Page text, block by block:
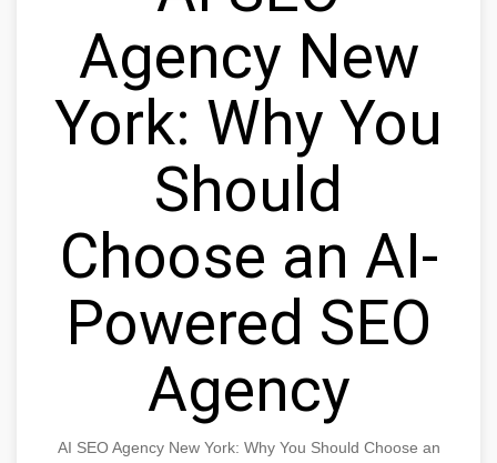
Agency New
York: Why You
Should
Choose an AI-
Powered SEO
Agency
AI SEO Agency New York: Why You Should Choose an